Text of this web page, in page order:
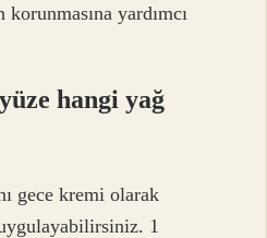
yardımcı
hangi yağ
gece kremi olarak
1